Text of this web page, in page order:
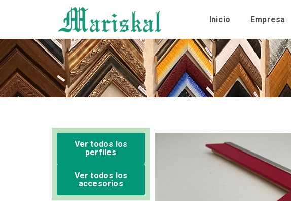
Inicio Empresa
Ver todos los
perfiles
Ver todos los
accesorios